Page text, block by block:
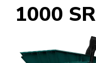
1000 SR